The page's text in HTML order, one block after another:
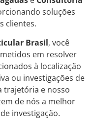
soluções
clientes.
Brasil, você
em resolver
à localização
ou investigações de
trajetória e nosso
de nós a melhor
investigação.